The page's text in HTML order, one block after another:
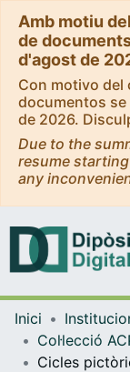
Amb motiu
de
d'agost de
Con motivo del
documentos se
de 2026.
Due to the
resume
any
Inici